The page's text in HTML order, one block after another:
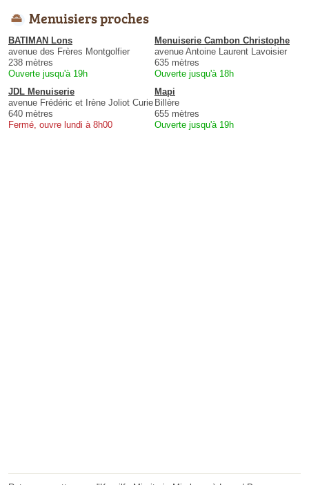
Menuisiers proches
BATIMAN Lons
avenue des Frères Montgolfier
238 mètres
Ouverte jusqu'à 19h
Menuiserie Cambon Christophe
avenue Antoine Laurent Lavoisier
635 mètres
Ouverte jusqu'à 18h
JDL Menuiserie
avenue Frédéric et Irène Joliot Curie
640 mètres
Fermé, ouvre lundi à 8h00
Mapi
Billère
655 mètres
Ouverte jusqu'à 19h